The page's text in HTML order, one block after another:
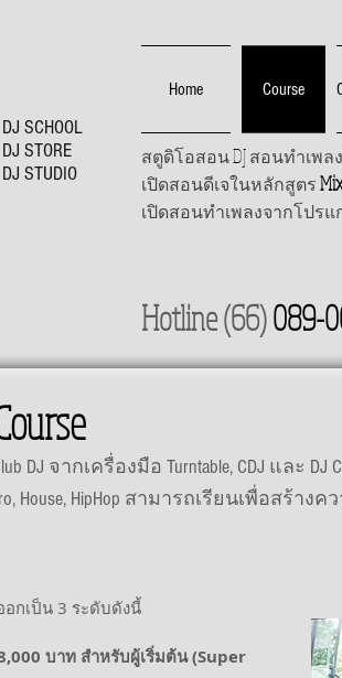
DJ SCHOOL
DJ STORE
DJ STUDIO
Home Course
สตูดิโอสอนDJ สอนทำเพล
เปิดสอนดีเจในหลักสูตร
เปิดสอนทำเพลงจากโปรแ
Hotline (66)089-
DJ จากเครื่องมือ Turntable, CDJ แล
House, HipHop สามารถเรียนเพื่อ
อกเป็น 3 ระดับดังนี้
บาท สำหรับผู้เริ่มต้น (Super